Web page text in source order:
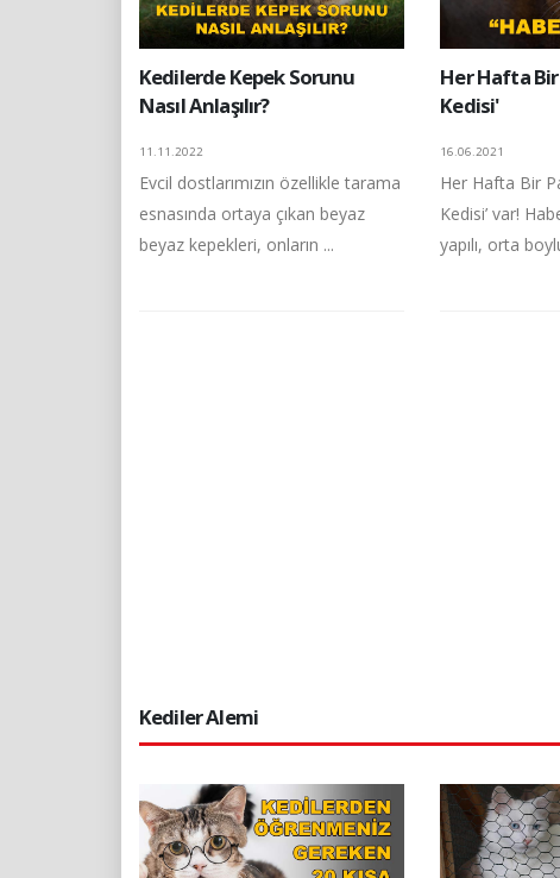
Kedilerde Kepek Sorunu
Nasıl Anlaşılır?
11.11.2022
Evcil dostlarımızın özellikle tarama
esnasında ortaya çıkan beyaz
beyaz kepekleri, onların ...
Her Hafta
Kedisi'
16.06.2021
Her Hafta Bir
Kedisi’ var!
yapılı, orta
Kediler Alemi